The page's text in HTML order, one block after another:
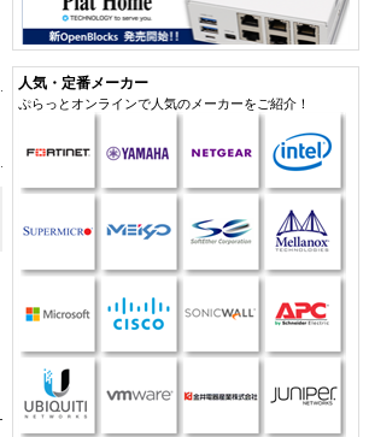
人気・定番メーカー
ぷらっとオンラインで人気のメーカーをご紹介！